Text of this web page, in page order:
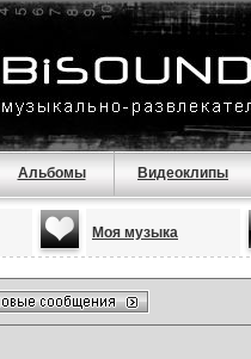
Альбомы Видеоклипы
Моя музыка